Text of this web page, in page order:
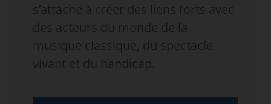
s’attache à créer des liens forts avec
des acteurs du monde de la
musique classique, du spectacle
vivant et du handicap.